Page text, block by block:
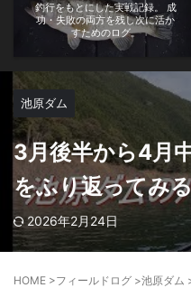
釣行をもとにした実戦記録。 成
功・失敗の両方を残し次に活か
すためのログ。
池原ダム
3月後半から4月
をふり返ってみ
2026年2月24日
HOME >フィールドログ >池原ダム